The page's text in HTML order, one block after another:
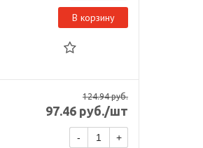
В корзину
124.94руб.
97.46 руб./шт
- +